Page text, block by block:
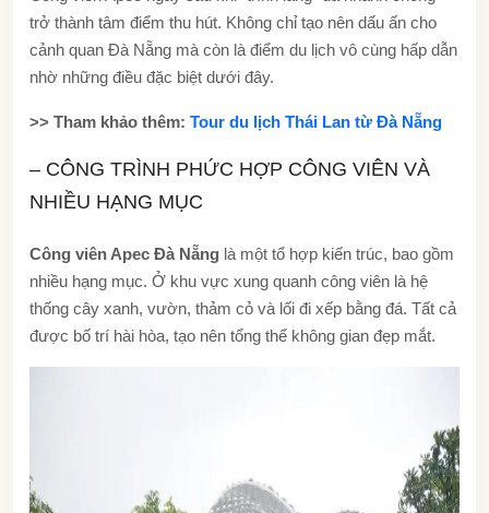
trở thành tâm điểm thu hút. Không chỉ tạo nên dấu ấn cho
cảnh quan Đà Nẵng mà còn là điểm du lịch vô cùng hấp dẫn
nhờ những điều đặc biệt dưới đây.
>> Tham khảo thêm: Tour du lịch Thái Lan từ Đà Nẵng
– CÔNG TRÌNH PHỨC HỢP CÔNG VIÊN VÀ
NHIỀU HẠNG MỤC
Công viên Apec Đà Nẵng là một tổ hợp kiến trúc, bao gồm
nhiều hạng mục. Ở khu vực xung quanh công viên là hệ
thống cây xanh, vườn, thảm cỏ và lối đi xếp bằng đá. Tất cả
được bố trí hài hòa, tạo nên tổng thể không gian đẹp mắt.